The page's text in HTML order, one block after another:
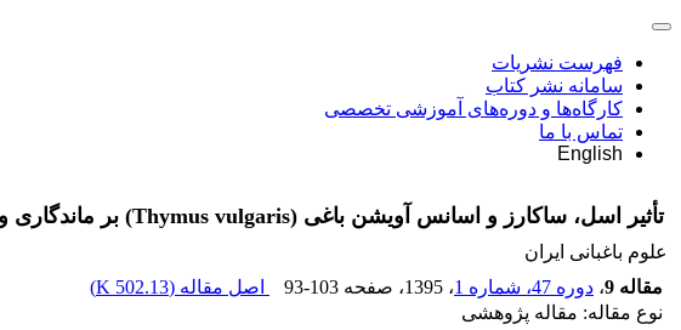
فهرست نشریات
سامانه نشر کتاب
کارگاه‌ها و دوره‌های آموزشی تخصصی
تماس با ما
English
تأثیر اسل، ساکارز و اسانس آویشن باغی (Thymus vulgaris) بر ماندگاری و کیفیت پس از برداشت گل‌ شاخه بریدنی مریم (Polianthes tuberosa L.)
علوم باغبانی ایران
مقاله 9
، دوره 47، شماره 1 ، 1395 ، صفحه 93-103 اصل مقاله (502.13 K
)
نوع مقاله: مقاله پژوهشی